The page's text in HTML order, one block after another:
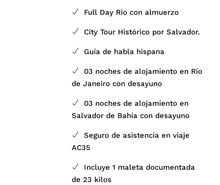
Full Day Rio con almuerzo
City Tour Histórico por Salvador.
Guía de habla hispana
03 noches de alojamiento en Rio
de Janeiro con desayuno
03 noches de alojamiento en
Salvador de Bahía con desayuno
Seguro de asistencia en viaje
AC35
Incluye 1 maleta documentada
de 23 kilos